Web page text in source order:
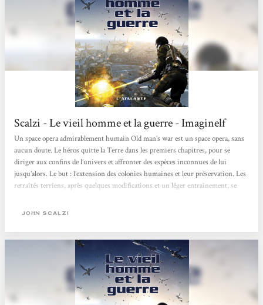
Scalzi - Le vieil homme et la guerre - Imaginelf
Un space opera admirablement humain Old man’s war est un space opera, sans
aucun doute. Le héros quitte la Terre dans les premiers chapitres, pour se
diriger aux confins de l’univers et affronter des espèces inconnues de lui
jusqu’alors. Le but : l’extension des colonies humaines et leur préservation. Les
retraités terriens, après quelques modifications et un léger entraînement, se
planète en planète. Ce qui frappe dès le départ, c’est la profonde humanité qui se
JOHN SCALZI